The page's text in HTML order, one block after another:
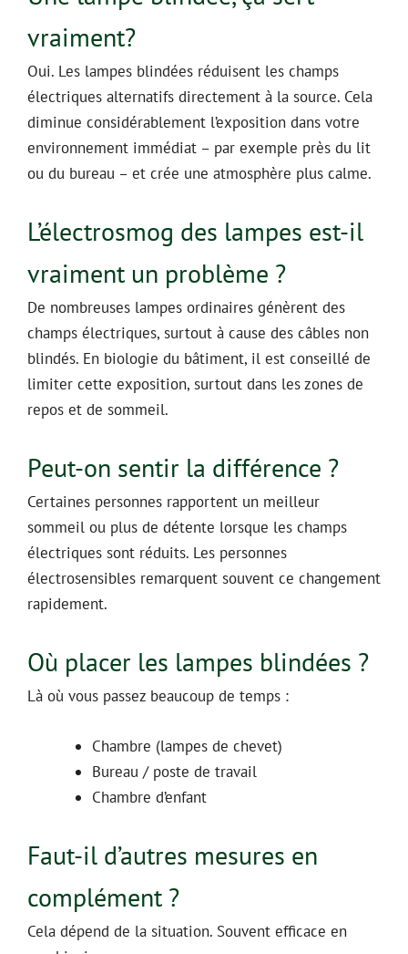
vraiment?
Oui. Les lampes blindées réduisent les champs
électriques alternatifs directement à la source. Cela
diminue considérablement l’exposition dans votre
environnement immédiat – par exemple près du lit
ou du bureau – et crée une atmosphère plus calme.
L’électrosmog des lampes est-il
vraiment un problème ?
De nombreuses lampes ordinaires génèrent des
champs électriques, surtout à cause des câbles non
blindés. En biologie du bâtiment, il est conseillé de
limiter cette exposition, surtout dans les zones de
repos et de sommeil.
Peut-on sentir la différence ?
Certaines personnes rapportent un meilleur
sommeil ou plus de détente lorsque les champs
électriques sont réduits. Les personnes
électrosensibles remarquent souvent ce changement
rapidement.
Où placer les lampes blindées ?
Là où vous passez beaucoup de temps :
Chambre (lampes de chevet)
Bureau / poste de travail
Chambre d’enfant
Faut-il d’autres mesures en
complément ?
Cela dépend de la situation. Souvent efficace en